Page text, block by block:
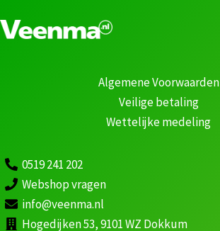
Algemene Voorwaarden
Veilige betaling
Wettelijke medeling
0519 241 202
Webshop vragen
info@veenma.nl
Hogedijken 53, 9101 WZ Dokkum